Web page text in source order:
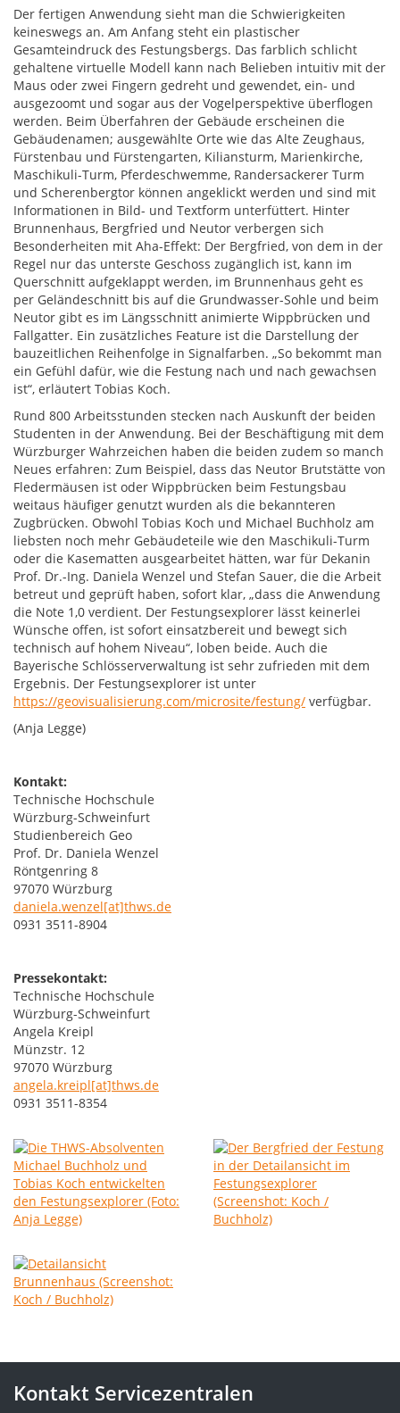
Der fertigen Anwendung sieht man die Schwierigkeiten
keineswegs an. Am Anfang steht ein plastischer
Gesamteindruck des Festungsbergs. Das farblich schlicht
gehaltene virtuelle Modell kann nach Belieben intuitiv mit der
Maus oder zwei Fingern gedreht und gewendet, ein- und
ausgezoomt und sogar aus der Vogelperspektive überflogen
werden. Beim Überfahren der Gebäude erscheinen die
Gebäudenamen; ausgewählte Orte wie das Alte Zeughaus,
Fürstenbau und Fürstengarten, Kiliansturm, Marienkirche,
Maschikuli-Turm, Pferdeschwemme, Randersackerer Turm
und Scherenbergtor können angeklickt werden und sind mit
Informationen in Bild- und Textform unterfüttert. Hinter
Brunnenhaus, Bergfried und Neutor verbergen sich
Besonderheiten mit Aha-Effekt: Der Bergfried, von dem in der
Regel nur das unterste Geschoss zugänglich ist, kann im
Querschnitt aufgeklappt werden, im Brunnenhaus geht es
per Geländeschnitt bis auf die Grundwasser-Sohle und beim
Neutor gibt es im Längsschnitt animierte Wippbrücken und
Fallgatter. Ein zusätzliches Feature ist die Darstellung der
bauzeitlichen Reihenfolge in Signalfarben. „So bekommt man
ein Gefühl dafür, wie die Festung nach und nach gewachsen
ist“, erläutert Tobias Koch.
Rund 800 Arbeitsstunden stecken nach Auskunft der beiden
Studenten in der Anwendung. Bei der Beschäftigung mit dem
Würzburger Wahrzeichen haben die beiden zudem so manch
Neues erfahren: Zum Beispiel, dass das Neutor Brutstätte von
Fledermäusen ist oder Wippbrücken beim Festungsbau
weitaus häufiger genutzt wurden als die bekannteren
Zugbrücken. Obwohl Tobias Koch und Michael Buchholz am
liebsten noch mehr Gebäudeteile wie den Maschikuli-Turm
oder die Kasematten ausgearbeitet hätten, war für Dekanin
Prof. Dr.-Ing. Daniela Wenzel und Stefan Sauer, die die Arbeit
betreut und geprüft haben, sofort klar, „dass die Anwendung
die Note 1,0 verdient. Der Festungsexplorer lässt keinerlei
Wünsche offen, ist sofort einsatzbereit und bewegt sich
technisch auf hohem Niveau“, loben beide. Auch die
Bayerische Schlösserverwaltung ist sehr zufrieden mit dem
Ergebnis. Der Festungsexplorer ist unter
https://geovisualisierung.com/microsite/festung/ verfügbar.
(Anja Legge)
Kontakt:
Technische Hochschule
Würzburg-Schweinfurt
Studienbereich Geo
Prof. Dr. Daniela Wenzel
Röntgenring 8
97070 Würzburg
daniela.wenzel[at]thws.de
0931 3511-8904
Pressekontakt:
Technische Hochschule
Würzburg-Schweinfurt
Angela Kreipl
Münzstr. 12
97070 Würzburg
angela.kreipl[at]thws.de
0931 3511-8354
Kontakt Servicezentralen